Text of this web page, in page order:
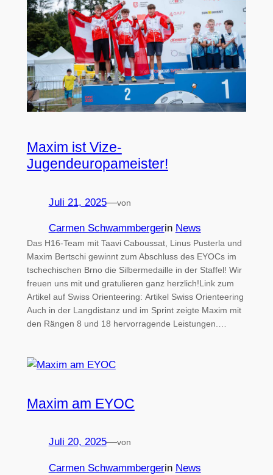
Maxim ist Vize-
Jugendeuropameister!
Juli 21, 2025—von
Carmen Schwammbergerin News
Das H16-Team mit Taavi Caboussat, Linus Pusterla und
Maxim Bertschi gewinnt zum Abschluss des EYOCs im
tschechischen Brno die Silbermedaille in der Staffel! Wir
freuen uns mit und gratulieren ganz herzlich!Link zum
Artikel auf Swiss Orienteering: Artikel Swiss Orienteering
Auch in der Langdistanz und im Sprint zeigte Maxim mit
den Rängen 8 und 18 hervorragende Leistungen.…
Maxim am EYOC
Juli 20, 2025—von
Carmen Schwammbergerin News